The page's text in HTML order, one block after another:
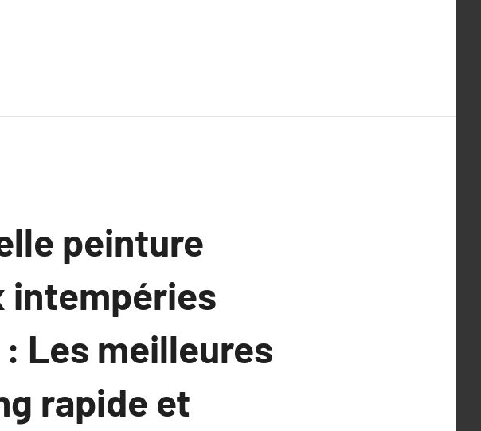
peinture
intempéries
Les meilleures
rapide et